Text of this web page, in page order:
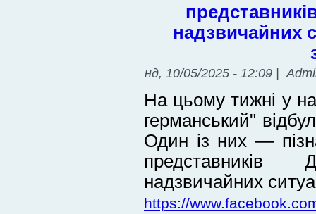
надзвичайних
нд, 10/05/2025 - 12:09 |
На цьому тижні у
германський"
Один із них —
надзвичайних
https://